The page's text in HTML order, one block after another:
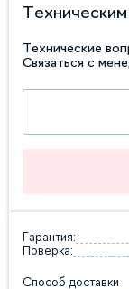
Технические
Связаться с
Гарантия:
Поверка:
Способ доставки